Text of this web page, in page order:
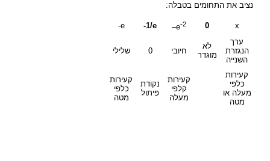
נציב את התחומים בטבלה:
x
0
e-2
–
-1/e
e-
ערך
הנגזרת
השנייה
לא
מוגדר
חיובי 0 שלילי
קעירות
כלפי
מעלה או
מטה
קעירות
קלפי
מעלה
נקודת
פיתול
קעירות
כלפי
מטה